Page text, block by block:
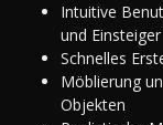
Intuitive
und Einsteiger
Schnelles
Möblierung
Objekten